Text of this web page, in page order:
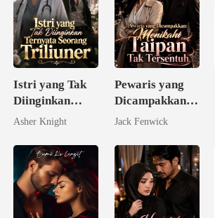
Istri yang Tak
Diinginkan
Ternyata
Triliuner
Asher Knight
Pewaris yang
Dicampakkan:
Menikahi
Tersentuh
Jack Fenwick